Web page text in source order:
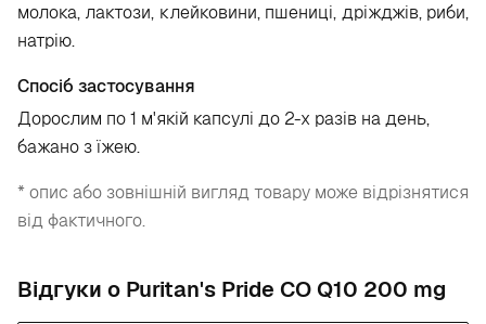
молока, лактози, клейковини, пшениці, дріжджів, риби,
натрію.
Спосіб застосування
Дорослим по 1 м'якій капсулі до 2-х разів на день,
бажано з їжею.
* опис або зовнішній вигляд товару може відрізнятися
від фактичного.
Відгуки о Puritan's Pride CO Q10 200 mg